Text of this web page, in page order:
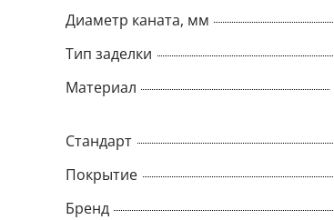
Диаметр каната, мм
Тип заделки
Материал
Стандарт
Покрытие
Бренд